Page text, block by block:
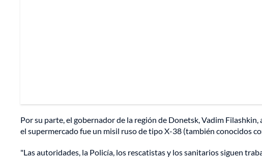
Por su parte, el gobernador de la región de Donetsk, Vadim
el supermercado fue un misil ruso de tipo X-38 (también conocidos
"Las autoridades, la Policía, los rescatistas y los sanitarios siguen